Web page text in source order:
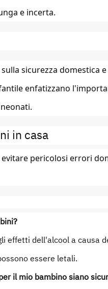
e incerta.
sicurezza domestica
enfatizzano
in casa
pericolosi errori
effetti dell'alcool a causa
essere letali.
il mio bambino siano